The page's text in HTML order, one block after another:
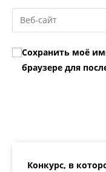
пользователя,
чтобы
прокомментировать
email-
адрес,
прокомментировать
Введите
URL
вашего
веб-
сайта
Сохранить моё
браузере для
Конкурс, в